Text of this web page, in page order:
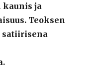
kaunis ja
Teoksen